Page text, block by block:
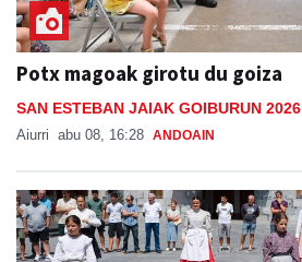
Potx magoak girotu du goiza
SAN ESTEBAN JAIAK GOIBURUN 2026
Aiurri abu 08, 16:28 ANDOAIN